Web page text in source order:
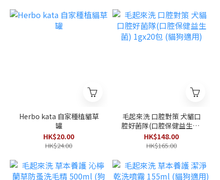
Herbo kata 自家種植貓草
罐
HK$20.00
HK$24.00
毛起來洗 口腔對策 犬貓口
腔好菌隊(口腔保健益生菌)
1gx20包 (貓狗適用)
HK$148.00
HK$165.00